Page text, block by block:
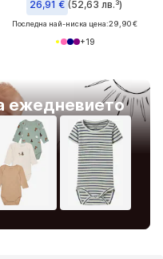
ежедневието
26,91 € (52,63 лв.³)
Последна най-ниска цена:29,90 €
+19